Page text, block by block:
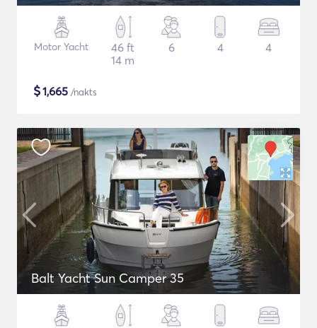
Motor Yacht
46 ft
14 m
6 4 4
$1,665 /nakts
Balt Yacht Sun Camper 35